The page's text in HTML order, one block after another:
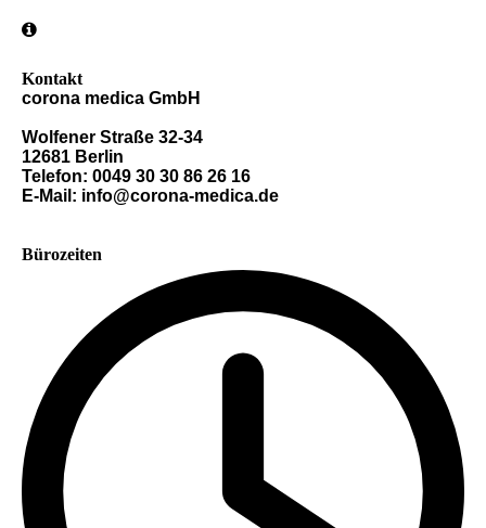
Kontakt
corona medica GmbH
Wolfener Straße 32-34
12681 Berlin
Telefon: 0049 30 30 86 26 16
E-Mail: info@corona-medica.de
Bürozeiten